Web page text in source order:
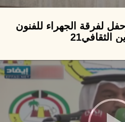
لفرقة الجهراء للفنون
الثقافي21